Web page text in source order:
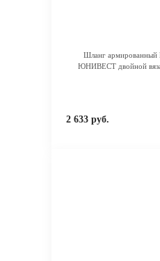
Шланг армированный
ЮНИВЕСТ двойной
2 633 руб.